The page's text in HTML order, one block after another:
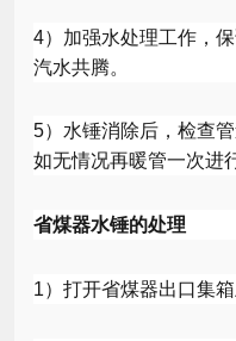
4）加强水处理工作，
汽水共腾。
5）水锤消除后，检查
如无情况再暖管一次进
省煤器水锤的处理
1）打开省煤器出口集